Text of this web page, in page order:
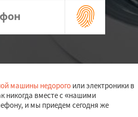
машины недорого или электроники в
никогда вместе с «нашими
и мы приедем сегодня же